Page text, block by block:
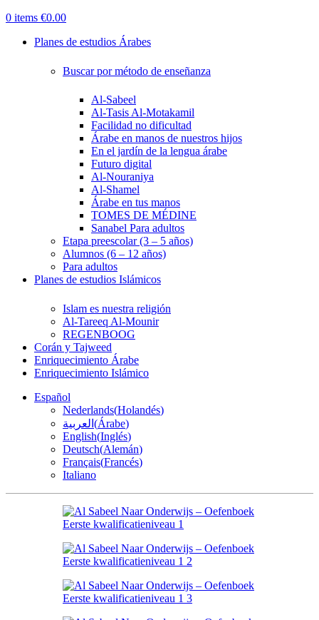
0 items €0.00
Planes de estudios Árabes
Buscar por método de enseñanza
Al-Sabeel
Al-Tasis Al-Motakamil
Facilidad no dificultad
Árabe en manos de nuestros hijos
En el jardín de la lengua árabe
Futuro digital
Al-Nouraniya
Al-Shamel
Árabe en tus manos
TOMES DE MÉDINE
Sanabel Para adultos
Etapa preescolar (3 – 5 años)
Alumnos (6 – 12 años)
Para adultos
Planes de estudios Islámicos
Islam es nuestra religión
Al-Tareeq Al-Mounir
REGENBOOG
Corán y Tajweed
Enriquecimiento Árabe
Enriquecimiento Islámico
Español
Nederlands(Holandés)
العربية (Árabe)
English(Inglés)
Deutsch(Alemán)
Français(Francés)
Italiano